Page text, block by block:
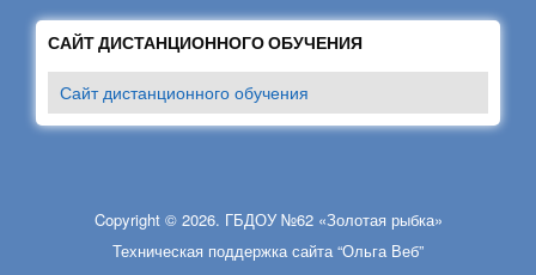
САЙТ ДИСТАНЦИОННОГО ОБУЧЕНИЯ
Сайт дистанционного обучения
Copyright © 2026. ГБДОУ №62 «Золотая рыбка»
Техническая поддержка сайта “Ольга Веб”